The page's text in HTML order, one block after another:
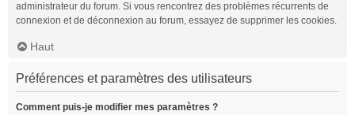
administrateur du forum. Si vous rencontrez des problèmes récurrents de
connexion et de déconnexion au forum, essayez de supprimer les cookies.
Haut
Préférences et paramètres des utilisateurs
Comment puis-je modifier mes paramètres ?